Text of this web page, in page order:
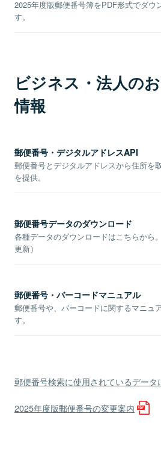
2025年度版郵便番号簿をPDF形式でダウ
す。
ビジネス・法人の
情報
郵便番号・デジタルアドレスAPI
郵便番号とデジタルアドレスから住所を
を提供。
郵便番号データのダウンロード
各種データのダウンロードはこちらから
更新）
郵便番号・バーコードマニュアル
郵便番号や、バーコードに関するマニュ
す。
郵便番号検索に使用されているデータ
2025年度版郵便番号の変更案内